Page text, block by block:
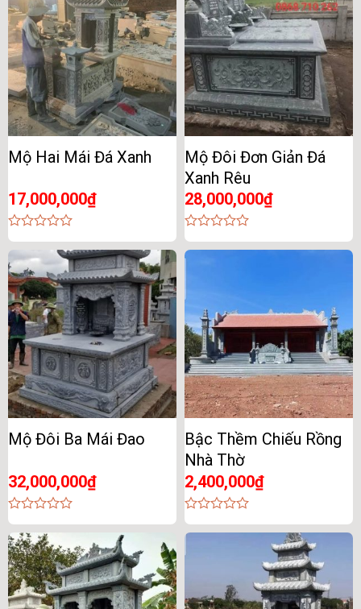
Mộ Hai Mái Đá Xanh
17,000,000₫
0
out
of
5
Mộ Đôi Đơn Giản Đá
Xanh Rêu
28,000,000₫
0
out
Mộ Đôi Ba Mái Đao
32,000,000₫
0
out
of
5
Bậc Thềm Chiếu Rồng
Nhà Thờ
2,400,000₫
0
out